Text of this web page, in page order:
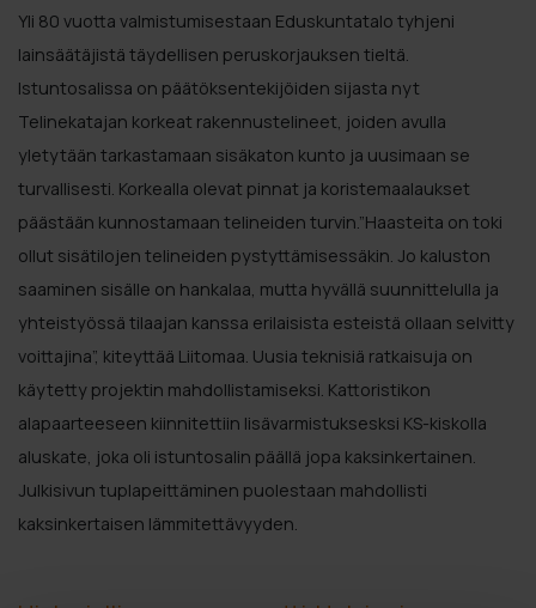
Yli 80 vuotta valmistumisestaan Eduskuntatalo tyhjeni
lainsäätäjistä täydellisen peruskorjauksen tieltä.
Istuntosalissa on päätöksentekijöiden sijasta nyt
Telinekatajan korkeat rakennustelineet, joiden avulla
yletytään tarkastamaan sisäkaton kunto ja uusimaan se
turvallisesti. Korkealla olevat pinnat ja koristemaalaukset
päästään kunnostamaan telineiden turvin.”Haasteita on toki
ollut sisätilojen telineiden pystyttämisessäkin. Jo kaluston
saaminen sisälle on hankalaa, mutta hyvällä suunnittelulla ja
yhteistyössä tilaajan kanssa erilaisista esteistä ollaan selvitty
voittajina”, kiteyttää Liitomaa. Uusia teknisiä ratkaisuja on
käytetty projektin mahdollistamiseksi. Kattoristikon
alapaarteeseen kiinnitettiin lisävarmistuksesksi KS-kiskolla
aluskate, joka oli istuntosalin päällä jopa kaksinkertainen.
Julkisivun tuplapeittäminen puolestaan mahdollisti
kaksinkertaisen lämmitettävyyden.